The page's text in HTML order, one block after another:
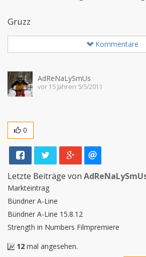
Gruzz
Kommentare
AdReNaLySmUs
vor 15 Jahren 5/5/2011
0
Letzte Beiträge von
Markteintrag
Bündner A-Line
Bündner A-Line 15.8.12
Strength in Numbers Filmpremiere
12 mal angesehen.